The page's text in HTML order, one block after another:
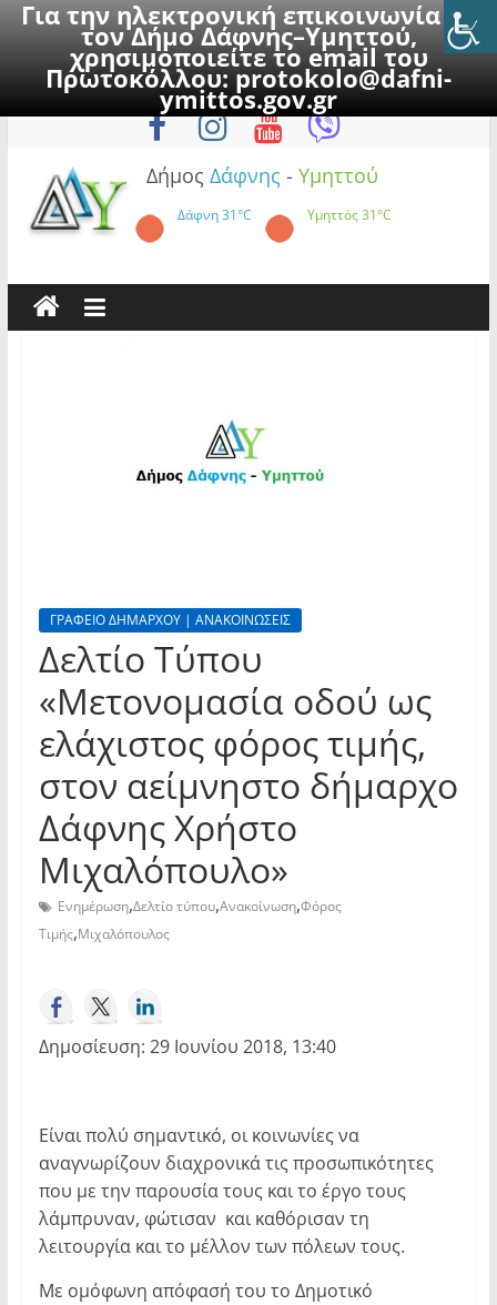
Για την ηλεκτρονική επικοινωνία με
τον Δήμο Δάφνης–Υμηττού,
χρησιμοποιείτε το email του
Πρωτοκόλλου:protokolo@dafni-
ymittos.gov.gr
to
Πέμπτη, 6 Αυγούστου 2026
Δήμος Δάφνης - Υμηττού
Δάφνη31°C Υμηττός31°C
ΓΡΑΦΕΙΟ ΔΗΜΑΡΧΟΥ | ΑΝΑΚΟΙΝΩΣΕΙΣ
Δελτίο Τύπου
«Μετονομασία οδού ως
ελάχιστος φόρος τιμής,
στον αείμνηστο δήμαρχο
Δάφνης Χρήστο
Μιχαλόπουλο»
Ενημέρωση,Δελτίο τύπου,Ανακοίνωση,Φόρος
Τιμής,Μιχαλόπουλος
Δημοσίευση: 29 Ιουνίου 2018, 13:40
Είναι πολύ σημαντικό, οι κοινωνίες να
αναγνωρίζουν διαχρονικά τις προσωπικότητες
που με την παρουσία τους και το έργο τους
λάμπρυναν, φώτισαν και καθόρισαν τη
λειτουργία και το μέλλον των πόλεων τους.
Με ομόφωνη απόφασή του το Δημοτικό